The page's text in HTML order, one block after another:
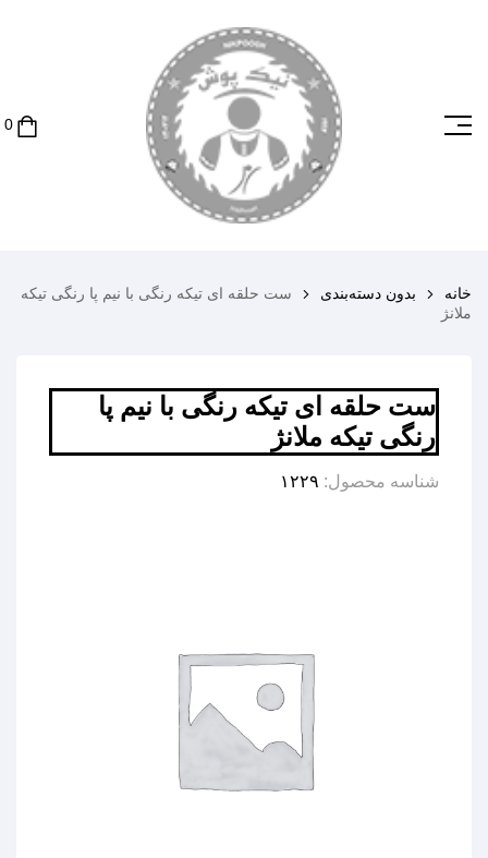
‏0
خانه بدون دسته‌بندی
ست حلقه ای تیکه رنگی با نیم پا رنگی تیکه
ملانژ
ست حلقه ای تیکه رنگی با نیم پا
رنگی تیکه ملانژ
شناسه محصول: ۱۲۲۹